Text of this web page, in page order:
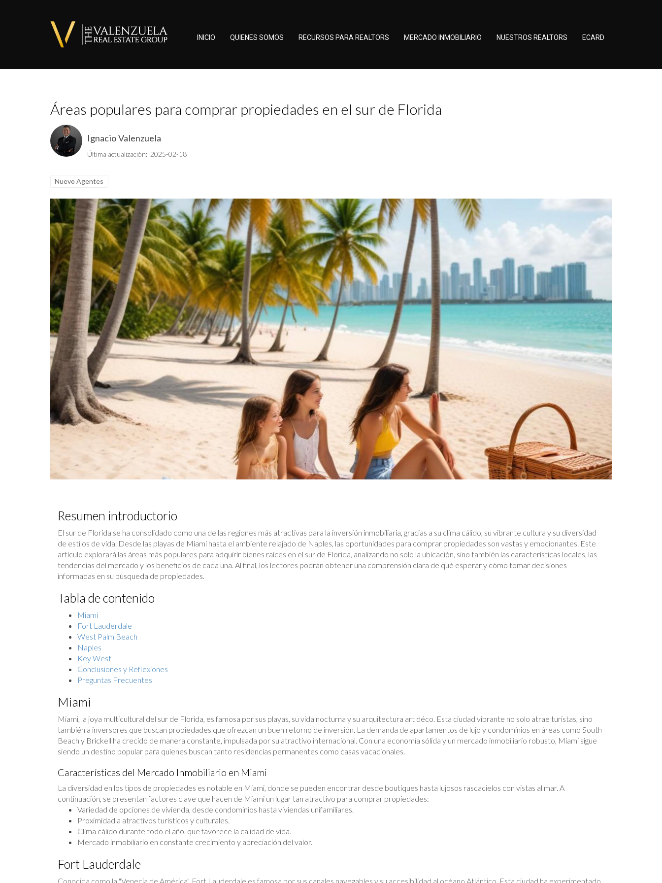
INICIO QUIENES SOMOS RECURSOS PARA REALTORS MERCADO INMOBILIARIO NUESTROS REALTORS ECARD
Áreas populares para comprar propiedades en el sur de Florida
Ignacio Valenzuela
Última actualización: 2025-02-18
Nuevo Agentes
Resumen introductorio
El sur de Florida se ha consolidado como una de las regiones más atractivas para la inversión inmobiliaria, gracias a su clima cálido, su vibrante cultura y su diversidad
de estilos de vida. Desde las playas de Miami hasta el ambiente relajado de Naples, las oportunidades para comprar propiedades son vastas y emocionantes. Este
artículo explorará las áreas más populares para adquirir bienes raíces en el sur de Florida, analizando no solo la ubicación, sino también las características locales, las
tendencias del mercado y los beneficios de cada una. Al final, los lectores podrán obtener una comprensión clara de qué esperar y cómo tomar decisiones
informadas en su búsqueda de propiedades.
Tabla de contenido
Miami
Fort Lauderdale
West Palm Beach
Naples
Key West
Conclusiones y Reflexiones
Preguntas Frecuentes
Miami
Miami, la joya multicultural del sur de Florida, es famosa por sus playas, su vida nocturna y su arquitectura art déco. Esta ciudad vibrante no solo atrae turistas, sino
también a inversores que buscan propiedades que ofrezcan un buen retorno de inversión. La demanda de apartamentos de lujo y condominios en áreas como South
Beach y Brickell ha crecido de manera constante, impulsada por su atractivo internacional. Con una economía sólida y un mercado inmobiliario robusto, Miami sigue
siendo un destino popular para quienes buscan tanto residencias permanentes como casas vacacionales.
Características del Mercado Inmobiliario en Miami
La diversidad en los tipos de propiedades es notable en Miami, donde se pueden encontrar desde boutiques hasta lujosos rascacielos con vistas al mar. A
continuación, se presentan factores clave que hacen de Miami un lugar tan atractivo para comprar propiedades:
Variedad de opciones de vivienda, desde condominios hasta viviendas unifamiliares.
Proximidad a atractivos turísticos y culturales.
Clima cálido durante todo el año, que favorece la calidad de vida.
Mercado inmobiliario en constante crecimiento y apreciación del valor.
Fort Lauderdale
Conocida como la "Venecia de América", Fort Lauderdale es famosa por sus canales navegables y su accesibilidad al océano Atlántico. Esta ciudad ha experimentado